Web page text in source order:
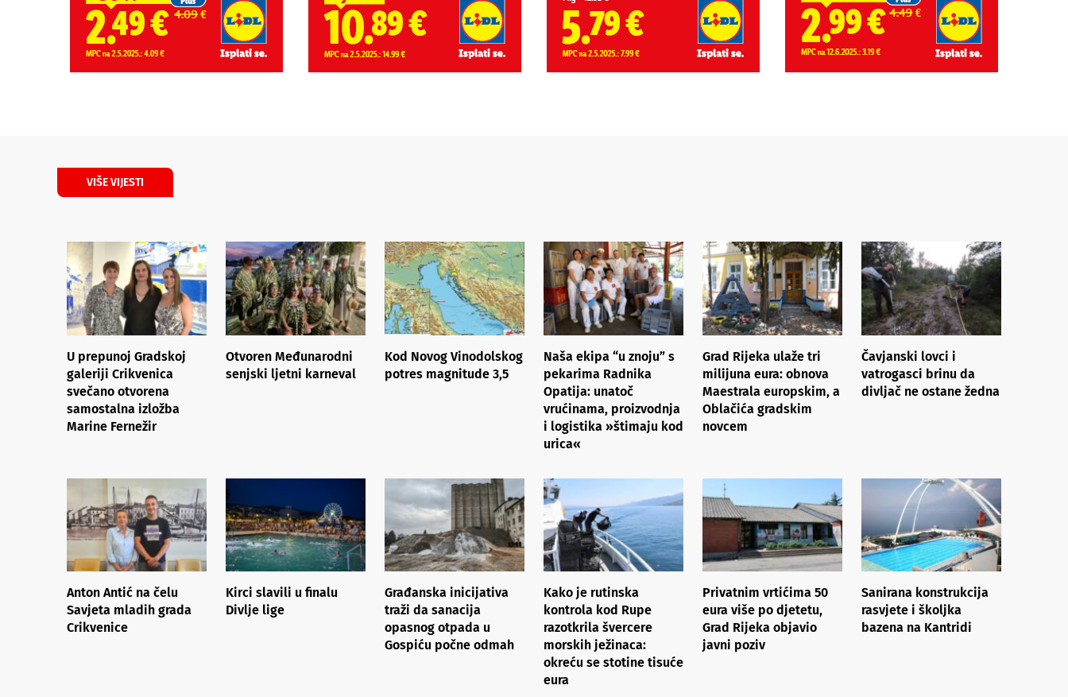
VIŠE VIJESTI
U prepunoj Gradskoj
galeriji Crikvenica
svečano otvorena
samostalna izložba
Marine Fernežir
Otvoren Međunarodni
senjski ljetni karneval
Kod Novog Vinodolskog
potres magnitude 3,5
Naša ekipa “u znoju” s
pekarima Radnika
Opatija: unatoč
vrućinama, proizvodnja
i logistika »štimaju kod
urica«
Grad Rijeka ulaže tri
milijuna eura: obnova
Maestrala europskim, a
Oblačića gradskim
novcem
Čavjanski lovci i
vatrogasci brinu da
divljač ne ostane žedna
Anton Antić na čelu
Savjeta mladih grada
Crikvenice
Kirci slavili u finalu
Divlje lige
Građanska inicijativa
traži da sanacija
opasnog otpada u
Gospiću počne odmah
Kako je rutinska
kontrola kod Rupe
razotkrila švercere
morskih ježinaca:
okreću se stotine tisuće
eura
Privatnim vrtićima 50
eura više po djetetu,
Grad Rijeka objavio
javni poziv
Sanirana konstrukcija
rasvjete i školjka
bazena na Kantridi